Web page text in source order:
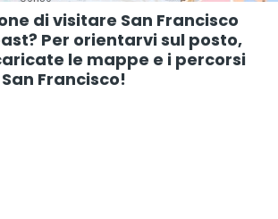
di visitare San Francisco
Per orientarvi sul posto,
le mappe e i percorsi
Francisco!